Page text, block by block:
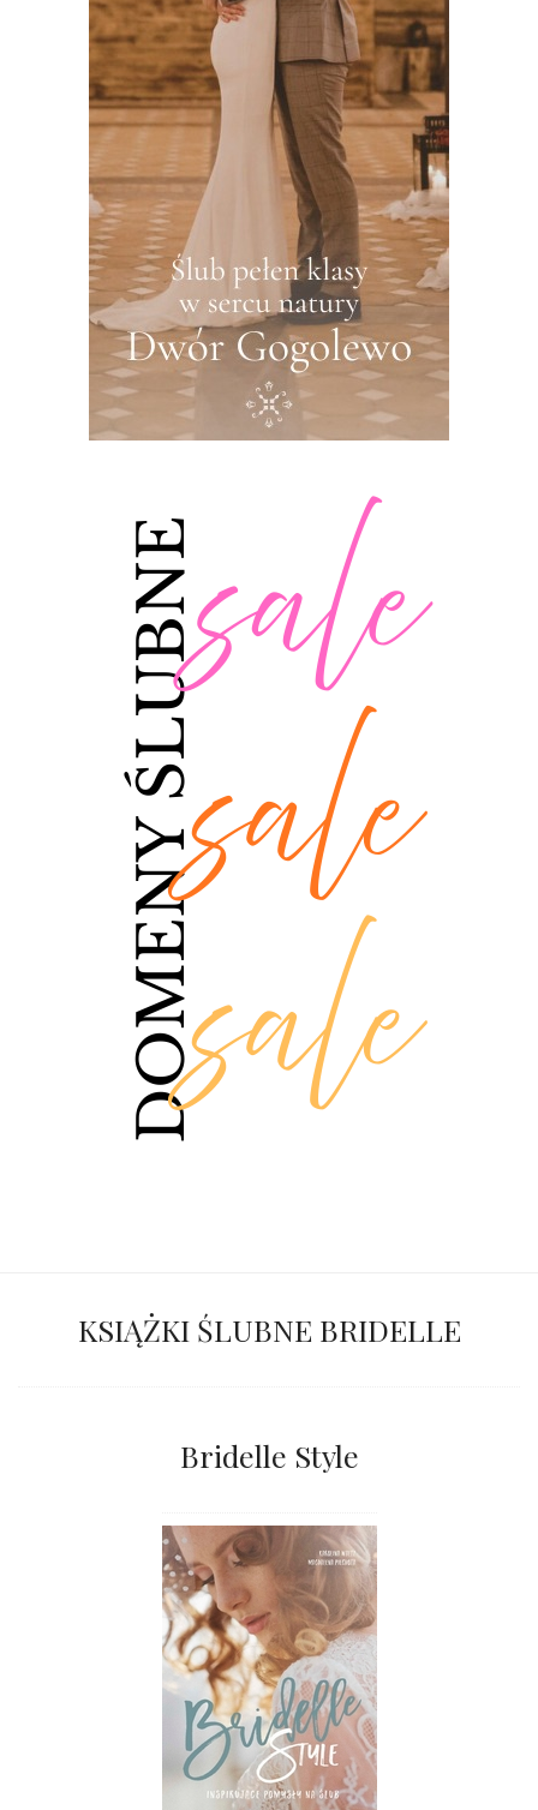
KSIĄŻKI ŚLUBNE BRIDELLE
Bridelle Style